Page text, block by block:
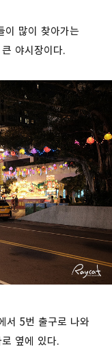
이 많이 찾아가는
야시장이다.
서 5번 출구로 나와
옆에 있다.